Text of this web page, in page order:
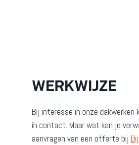
WERKWIJZE
Bij interesse in onze dakwerken
in contact. Maar wat kan je
aanvragen van een offerte bij